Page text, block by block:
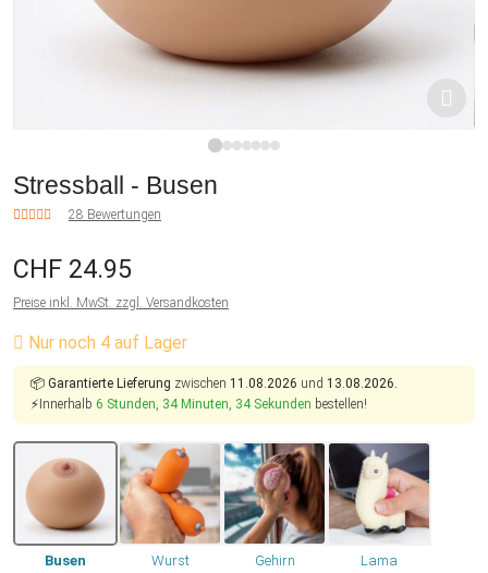
Stressball - Busen
28 Bewertungen
CHF 24.95
Preise inkl. MwSt. zzgl. Versandkosten
Nur noch 4 auf Lager
📦 Garantierte Lieferung zwischen 11.08.2026 und 13.08.2026.
⚡Innerhalb 6 Stunden, 34 Minuten, 33 Sekunden bestellen!
Busen Wurst Gehirn Lama